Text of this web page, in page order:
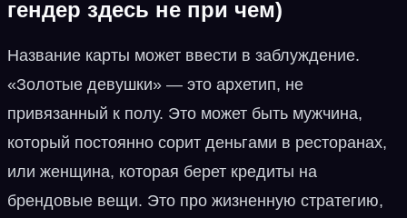
гендер здесь не при чем)
Название карты может ввести в заблуждение.
«Золотые девушки» — это архетип, не
привязанный к полу. Это может быть мужчина,
который постоянно сорит деньгами в ресторанах,
или женщина, которая берет кредиты на
брендовые вещи. Это про жизненную стратегию,